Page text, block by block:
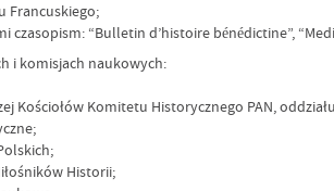
Francuskiego;
czasopism: “Bulletin d’histoire bénédictine”,
i komisjach naukowych:
Kościołów Komitetu Historycznego PAN,
Historii;